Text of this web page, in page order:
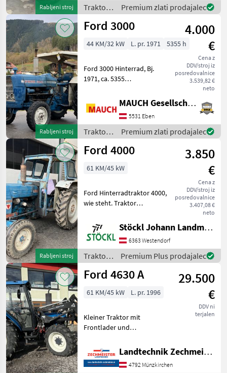
Rabljeni stroj
Hydraulische Lenkung: Ja;
Frontgewic
Traktor /
Ford
Premium zlati prodajalec
Rabljeni stroj
Ford 3000
4.000
€
Cena z
DDV/stroj iz
posredovalnice
3.539,82 €
neto
44 KM/32 kW L. pr. 1971 5355 h
Ford 3000 Hinterrad, Bj.
1971, ca. 5355
44 PS/32 kw; Die Maschine
ist lagernd in Eben im
Ihnen in Eben, im Z
MAUCH Gesellschaft m.b.H. & Co.KG, Eben
5531 Eben
Traktor /
Ford
Premium zlati prodajalec
Rabljeni stroj
Ford 4000
3.850
€
Cena z
DDV/stroj iz
posredovalnice
3.407,08 €
neto
61 KM/45 kW
Ford Hinterradtraktor 4000,
wie steht. Traktor
Stöckl Johann Landmaschinen GesmbH & Co KG
6363 Westendorf
Traktor /
Ford
Premium Plus prodajalec
Ford 4630 A
29.500
€
DDV ni
terjalen
61 KM/45 kW L. pr. 1996
Kleiner Traktor mit
Frontlader und
štirikolesni pogon, Na voljo
so dokumenti o vozilu,
breztlačni povratni vod,
Landtechnik Zechmeister GmbH & Co KG
4792 Münzkirchen